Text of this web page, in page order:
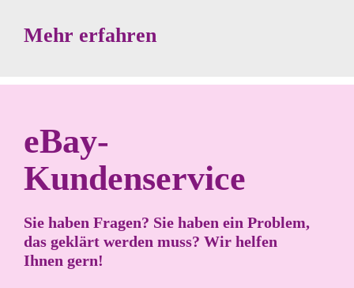
Mehr erfahren
eBay-
Kundenservice
Sie haben Fragen? Sie haben ein Problem,
das geklärt werden muss? Wir helfen
Ihnen gern!